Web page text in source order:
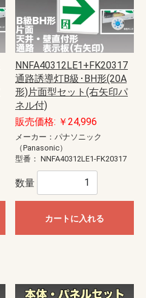
NNFA40312LE1+FK20317
通路誘導灯B級･BH形(20A
形)片面型セット(右矢印パ
ネル付)
販売価格: ￥24,996
メーカー：パナソニック
（Panasonic）
型番： NNFA40312LE1-FK20317
数量
カートに入れる